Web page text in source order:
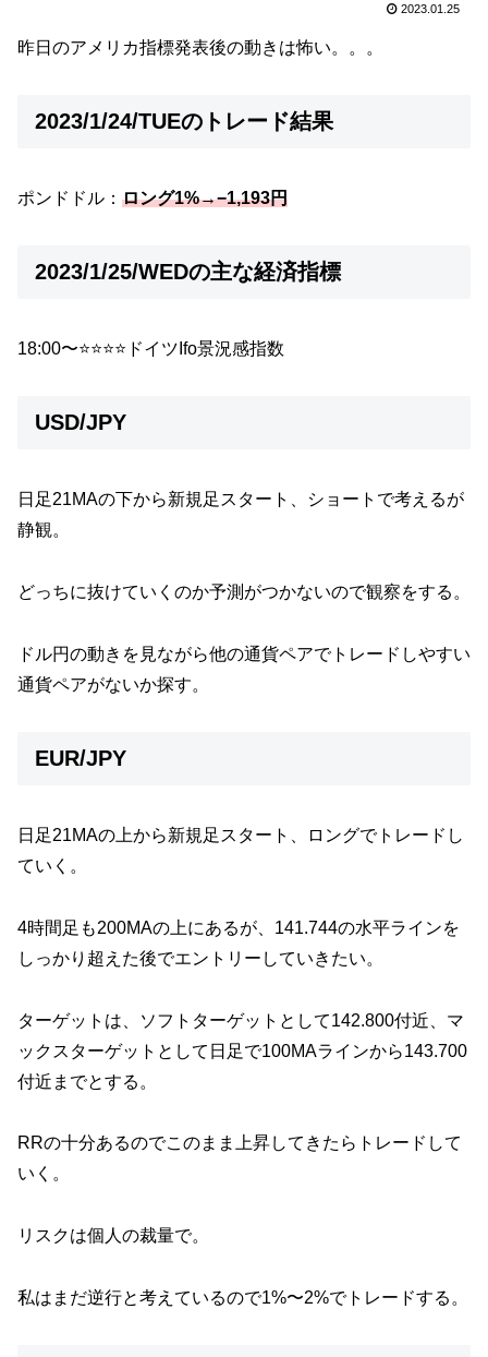
2023.01.25
昨日のアメリカ指標発表後の動きは怖い。。。
2023/1/24/TUEのトレード結果
ポンドドル： ロング1%→−1,193円
2023/1/25/WEDの主な経済指標
18:00〜⭐️⭐️⭐️⭐️ドイツIfo景況感指数
USD/JPY
日足21MAの下から新規足スタート、ショートで考えるが
静観。
どっちに抜けていくのか予測がつかないので観察をする。
ドル円の動きを見ながら他の通貨ペアでトレードしやすい
通貨ペアがないか探す。
EUR/JPY
日足21MAの上から新規足スタート、ロングでトレードし
ていく。
4時間足も200MAの上にあるが、141.744の水平ラインを
しっかり超えた後でエントリーしていきたい。
ターゲットは、ソフトターゲットとして142.800付近、マ
ックスターゲットとして日足で100MAラインから143.700
付近までとする。
RRの十分あるのでこのまま上昇してきたらトレードして
いく。
リスクは個人の裁量で。
私はまだ逆行と考えているので1%〜2%でトレードする。